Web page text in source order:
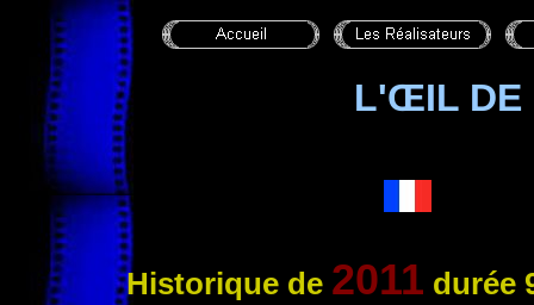
L'ŒIL DE
Historiquede 2011 durée